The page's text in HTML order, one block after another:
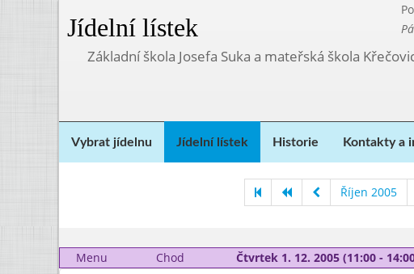
Jídelní lístek
Základní škola Josefa Suka a mateřská škola
Vybrat jídelnu Jídelní lístek Historie Kontakty a
Říjen 2005
Menu
Chod Čtvrtek 1. 12. 2005 (11:00 -